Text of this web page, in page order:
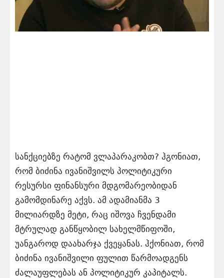
სანქციებზე რატომ ვლაპარაკობთ? ჰგონიათ,
რომ ბიძინა ივანიშვილს პოლიტიკური
რესურსი ფინანსური მდგომარეობიდან
გამომდინარე აქვს. ამ ადამიანმა 3
მილიარდზე მეტი, რაც იშოვა ჩვენდამი
მტრულად განწყობილ სახელმწიფოში,
უანგაროდ დაახარჯა ქვეყანას. ჰქონიათ, რომ
ბიძინა ივანიშვილი ფულით წარმოადგენს
ძალაუფლებას ან პოლიტიკურ კაპიტალს.